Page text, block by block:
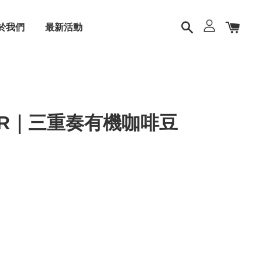
我們 最新活動
｜三重奏有機咖啡豆